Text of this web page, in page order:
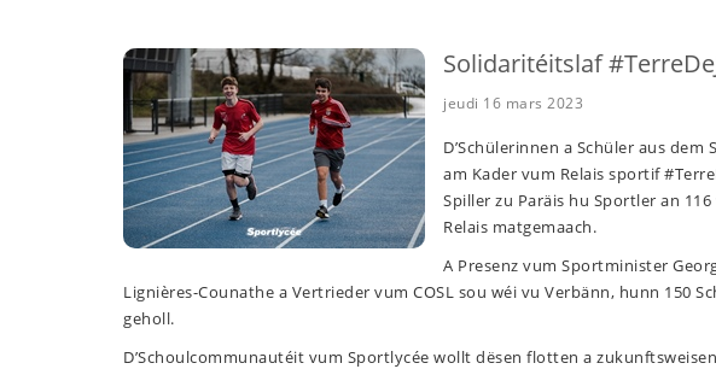
Solidaritéitslaf
jeudi 16 mars 2023
D’Schülerinnen a Schüler aus
am Kader vum Relais sportif
Spiller zu Paräis hu Sportler an
Relais matgemaach.
A Presenz vum Sportminister
Lignières-Counathe a Vertrieder vum COSL sou wéi vu Verbänn, hunn 150
geholl.
D’Schoulcommunautéit vum Sportlycée wollt dësen flotten a